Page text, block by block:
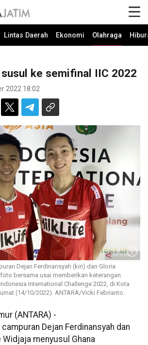
Lintas Daerah Ekonomi Olahraga
susul ke semifinal IIC 2022
2022 18:02
Dejan Ferdinansyah (kiri) dan Gloria
bersama usai memberikan keterangan
International Challenge 2022, di Kota
(14/10/2022). ANTARA/Vicki Febrianto.
(ANTARA) -
Dejan Ferdinansyah dan
Widjaja menyusul Ghana